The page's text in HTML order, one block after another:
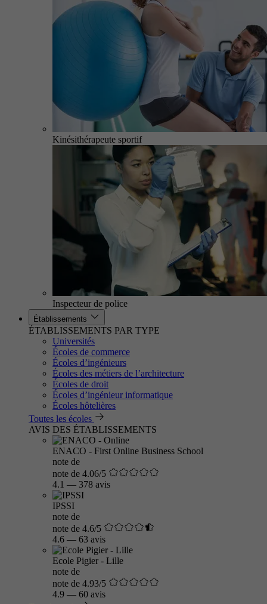
Kinésithérapeute sportif
Inspecteur de police
Établissements
ÉTABLISSEMENTS PAR TYPE
Universités
Écoles de commerce
Écoles d’ingénieurs
Écoles des métiers de l’architecture
Écoles de droit
Écoles d’ingénieur informatique
Écoles hôtelières
Toutes les écoles
AVIS DES ÉTABLISSEMENTS
ENACO - First Online Business School
note de
note de 4.06/5
4.1 — 378 avis
IPSSI
note de
note de 4.6/5
4.6 — 63 avis
Ecole Pigier - Lille
note de
note de 4.93/5
4.9 — 60 avis